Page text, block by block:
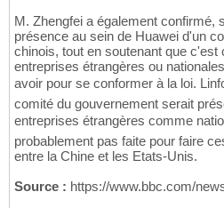
M. Zhengfei a également confirmé,
présence au sein de Huawei d'un
chinois, tout en soutenant que c'est
entreprises étrangères ou
avoir pour se conformer à la loi.
comité du gouvernement serait
entreprises étrangères comme
probablement pas faite pour faire
entre la Chine et les Etats-Unis.
Source : https://www.bbc.com/